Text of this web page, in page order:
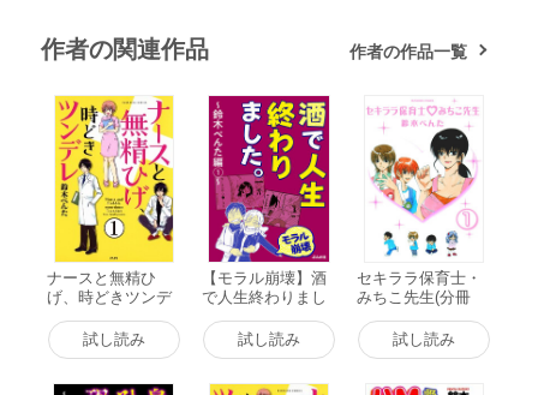
作者の関連作品 作者の作品一覧
ナースと無精ひ
げ、時どきツンデ
レ(分冊版) 【第1
話】 電子書籍版
試し読み
【モラル崩壊】酒
で人生終わりまし
た。～鈴木ぺんた
編～ (1) 電子書籍
版
試し読み
セキララ保育士・
みちこ先生(分冊
版) 【第1話】 電子
書籍版試し読み